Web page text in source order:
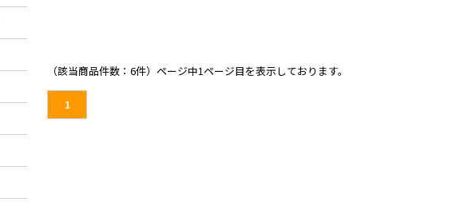
（該当商品件数：6件）ページ中1ページ目を表示しております。
1